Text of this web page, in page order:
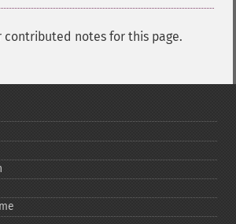
contributed notes for this page.